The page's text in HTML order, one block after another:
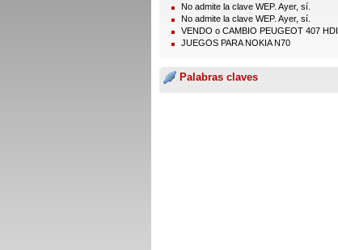
No admite la clave WEP. Ayer, sí.
No admite la clave WEP. Ayer, sí.
VENDO o CAMBIO PEUGEOT 407 HDI
JUEGOS PARA NOKIA N70
Palabras claves